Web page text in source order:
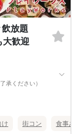
なり、交通費、宿
いたします。
放題
大歓迎
承ください）
街コン 食事あ